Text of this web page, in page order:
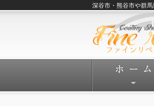
深谷市・熊谷市や群